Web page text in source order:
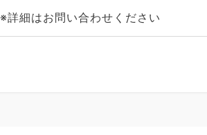
※詳細はお問い合わせください